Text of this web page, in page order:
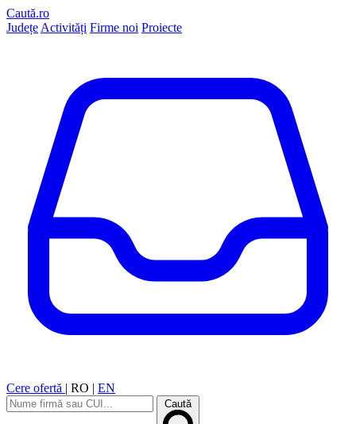
Caută.ro
Județe Activități Firme noi Proiecte
Cere ofertă | RO | EN
Caută